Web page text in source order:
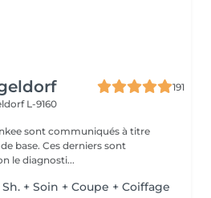
191
L-9160
sont communiqués à titre
base. Ces derniers sont
le diagnosti...
+ Soin + Coupe + Coiffage